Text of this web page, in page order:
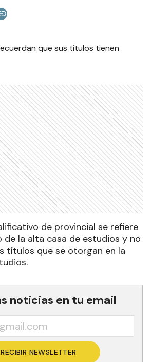
de provincial se refiere
de la alta casa de estudios y no
títulos que se otorgan en la
noticias en tu email
RECIBIR NEWSLETTER